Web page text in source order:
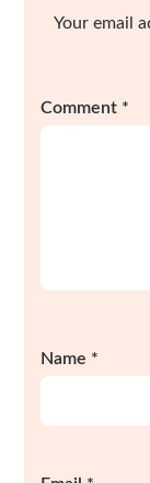
Your email
Comment *
Name *